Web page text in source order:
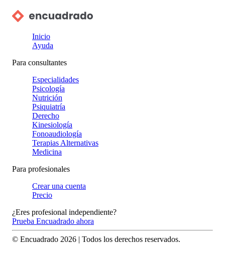
Inicio
Ayuda
Para consultantes
Especialidades
Psicología
Nutrición
Psiquiatría
Derecho
Kinesiología
Fonoaudiología
Terapias Alternativas
Medicina
Para profesionales
Crear una cuenta
Precio
¿Eres profesional independiente?
Prueba Encuadrado ahora
© Encuadrado 2026 | Todos los derechos reservados.